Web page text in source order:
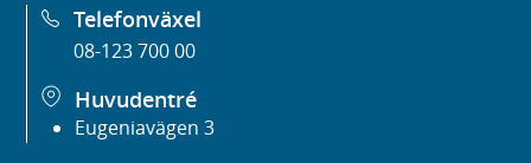
Telefonväxel
08-123 700 00
Huvudentré
Eugeniavägen 3